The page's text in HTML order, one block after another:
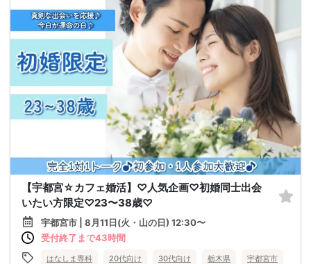
【宇都宮☆カフェ婚活】♡人気企画♡初婚同士出会
いたい方限定♡23〜38歳♡
宇都宮市 | 8月11日(火・山の日) 12:30〜
受付終了まで43時間
はなしま専科 20代向け 30代向け 栃木県 宇都宮市